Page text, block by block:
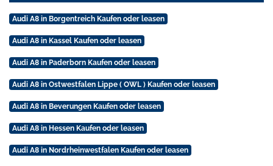
Audi A8 in Borgentreich Kaufen oder leasen
Audi A8 in Kassel Kaufen oder leasen
Audi A8 in Paderborn Kaufen oder leasen
Audi A8 in Ostwestfalen Lippe ( OWL ) Kaufen oder leasen
Audi A8 in Beverungen Kaufen oder leasen
Audi A8 in Hessen Kaufen oder leasen
Audi A8 in Nordrheinwestfalen Kaufen oder leasen